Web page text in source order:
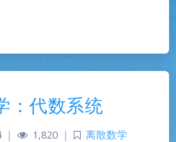
：代数系统
| 1,820 |
离散数学